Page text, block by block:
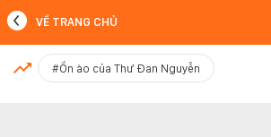
MỚI NHẤT
VỀ TRANG CHỦ
#Ồn ào của Thư Đan Nguyễn